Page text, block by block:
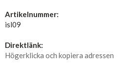
Artikelnummer:
isl09
Direktlänk:
Högerklicka och kopiera adressen